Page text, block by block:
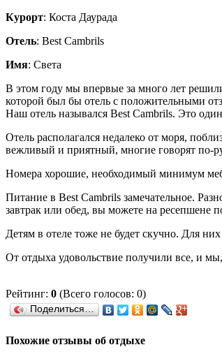
Курорт: Коста Даурада
Отель: Best Cambrils
Имя: Света
В этом году мы впервые за много лет
которой был бы отель с положительными
Наш отель назывался Best Cambrils. Это
Отель располагался недалеко от моря,
вежливый и приятный, многие говорят по-
Номера хорошие, необходимый минимум
Питание в Best Cambrils замечательное.
завтрак или обед, вы можете на ресепшене
Детям в отеле тоже не будет скучно. Для
От отдыха удовольствие получили все, и
Рейтинг: 0 (Всего голосов: 0)
Поделиться…
Похожие отзывы об отдыхе